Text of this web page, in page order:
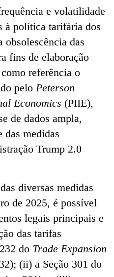
e volatilidade
à política tarifária dos
das
fins de elaboração
referência o
pelo Peterson
Economics (PIIE),
de dados ampla,
das medidas
Trump 2.0
diversas medidas
de 2025, é possível
legais principais e
das tarifas
do Trade Expansion
(ii) a Seção 301 do